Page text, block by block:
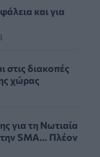
και για
στις διακοπές
χώρας
για τη Νωτιαία
SMA… Πλέον